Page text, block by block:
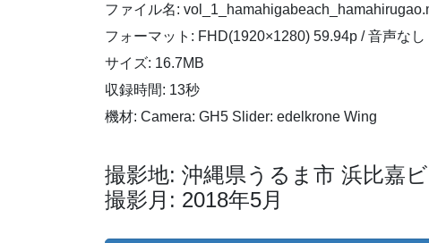
ファイル名:
フォーマット: FHD(1920×1280) 59.94p / 音声なし
サイズ: 16.7MB
収録時間: 13秒
機材: Camera: GH5 Slider: edelkrone Wing
撮影地: 沖縄県うるま市 浜比嘉
撮影月: 2018年5月